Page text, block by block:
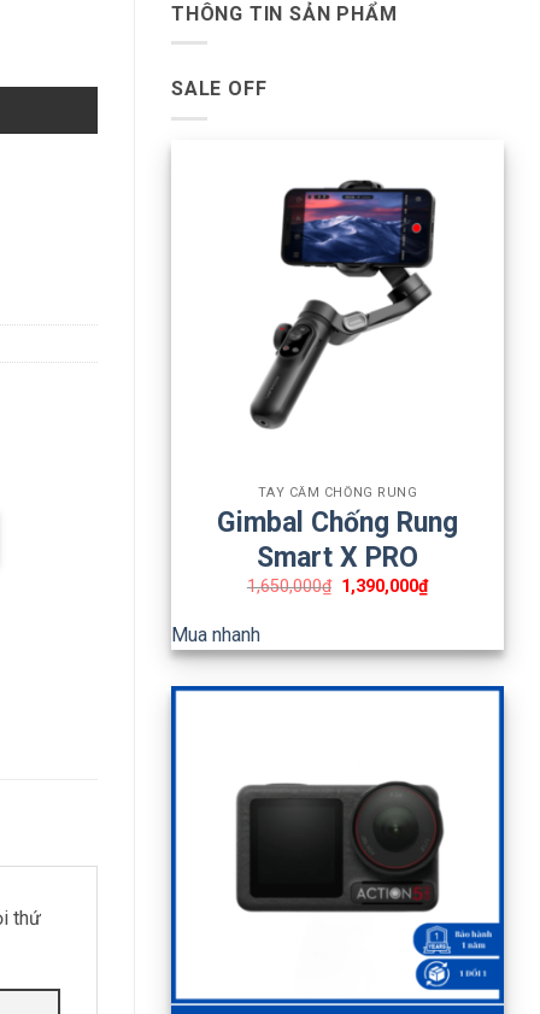
THÔNG TIN SẢN PHẨM
SALE OFF
TAY CẦM CHỐNG RUNG
Gimbal Chống Rung
Smart X PRO
1,650,000₫ 1,390,000₫
Mua nhanh
+
thứ